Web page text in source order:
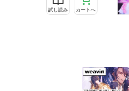
試し読み カートへ